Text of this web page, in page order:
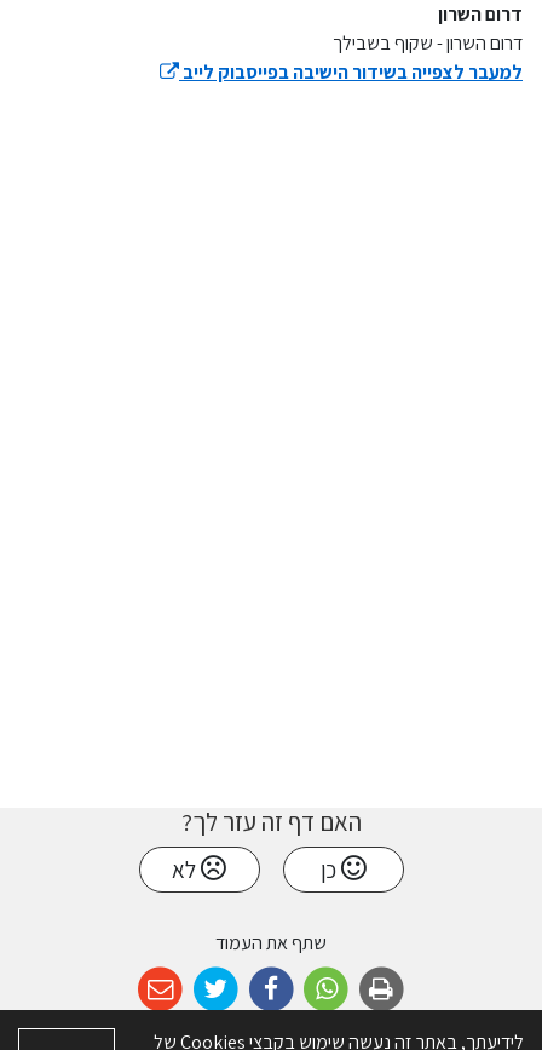
דרום השרון
דרום השרון - שקוף בשבילך
למעבר לצפייה בשידור הישיבה בפייסבוק לייב
האם דף זה עזר לך?
כן לא
שתף את העמוד
לידיעתך, באתר זה נעשה שימוש בקבצי Cookies של